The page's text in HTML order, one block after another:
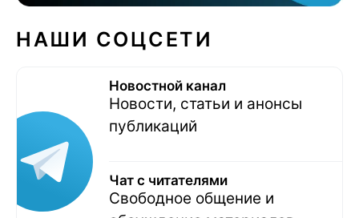
НАШИ СОЦСЕТИ
Новостной канал
Новости, статьи и анонсы
публикаций
Чат с читателями
Свободное общение и